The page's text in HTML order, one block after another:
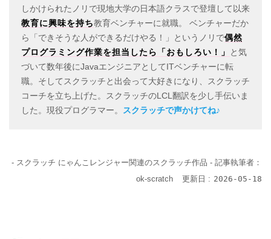
しかけられたノリで現地大学の日本語クラスで登壇して以来
教育に興味を持ち教育ベンチャーに就職。 ベンチャーだか
ら「できそうな人ができるだけやる！」というノリで偶然
プログラミング作業を担当したら「おもしろい！」
と気
づいて数年後にJavaエンジニアとしてITベンチャーに転
職。そしてスクラッチと出会って大好きになり、スクラッチ
コーチを立ち上げた。スクラッチのLCL翻訳を少し手伝いま
した。現役プログラマー。
スクラッチで声かけてね♪
- スクラッチ にゃんこレンジャー関連のスクラッチ作品 - 記事執筆者：
ok-scratch
更新日 : 2026-05-18